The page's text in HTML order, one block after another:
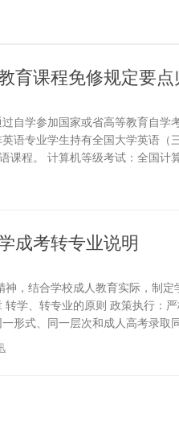
育课程免修规定要点
自学参加国家或省高等教育自学
语专业学生持有全国大学英语（
课程。 计算机等级考试：全国计
成考转专业说明
，结合学校成人教育实际，制
学、转专业的原则 政策执行：
形式、同一层次和成人高考录取